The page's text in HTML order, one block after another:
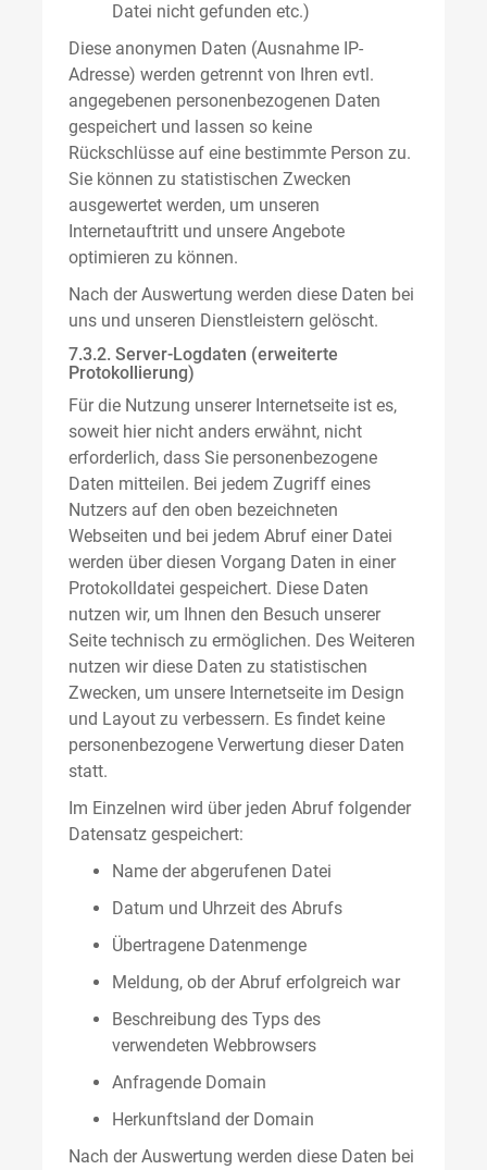
Datei nicht gefunden etc.)
Diese anonymen Daten (Ausnahme IP-
Adresse) werden getrennt von Ihren evtl.
angegebenen personenbezogenen Daten
gespeichert und lassen so keine
Rückschlüsse auf eine bestimmte Person zu.
Sie können zu statistischen Zwecken
ausgewertet werden, um unseren
Internetauftritt und unsere Angebote
optimieren zu können.
Nach der Auswertung werden diese Daten bei
uns und unseren Dienstleistern gelöscht.
7.3.2. Server-Logdaten (erweiterte
Protokollierung)
Für die Nutzung unserer Internetseite ist es,
soweit hier nicht anders erwähnt, nicht
erforderlich, dass Sie personenbezogene
Daten mitteilen. Bei jedem Zugriff eines
Nutzers auf den oben bezeichneten
Webseiten und bei jedem Abruf einer Datei
werden über diesen Vorgang Daten in einer
Protokolldatei gespeichert. Diese Daten
nutzen wir, um Ihnen den Besuch unserer
Seite technisch zu ermöglichen. Des Weiteren
nutzen wir diese Daten zu statistischen
Zwecken, um unsere Internetseite im Design
und Layout zu verbessern. Es findet keine
personenbezogene Verwertung dieser Daten
statt.
Im Einzelnen wird über jeden Abruf folgender
Datensatz gespeichert:
Name der abgerufenen Datei
Datum und Uhrzeit des Abrufs
Übertragene Datenmenge
Meldung, ob der Abruf erfolgreich war
Beschreibung des Typs des
verwendeten Webbrowsers
Anfragende Domain
Herkunftsland der Domain
Nach der Auswertung werden diese Daten bei